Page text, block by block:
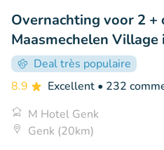
Overnachting voor 2
Maasmechelen Village
Deal très populaire
8.9
Excellent • 232
M Hotel Genk
Genk (20km)